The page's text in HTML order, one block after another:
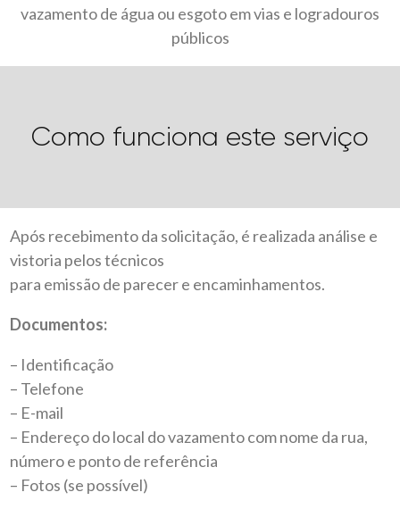
vazamento de água ou esgoto em vias e logradouros
públicos
Como funciona este serviço
Após recebimento da solicitação, é realizada análise e
vistoria pelos técnicos
para emissão de parecer e encaminhamentos.
Documentos:
– Identificação
– Telefone
– E-mail
– Endereço do local do vazamento com nome da rua,
número e ponto de referência
– Fotos (se possível)